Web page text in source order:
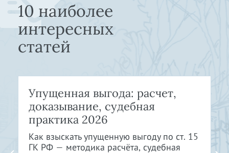
10 наиболее
интересных
статей
Упущенная выгода: расчет,
доказывание, судебная
практика 2026
Как взыскать упущенную выгоду по ст. 15
ГК РФ — методика расчёта, судебная